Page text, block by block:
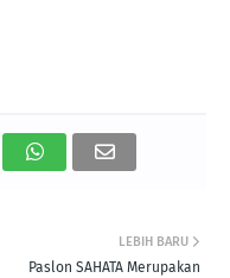
LEBIH BARU
Paslon SAHATA Merupakan